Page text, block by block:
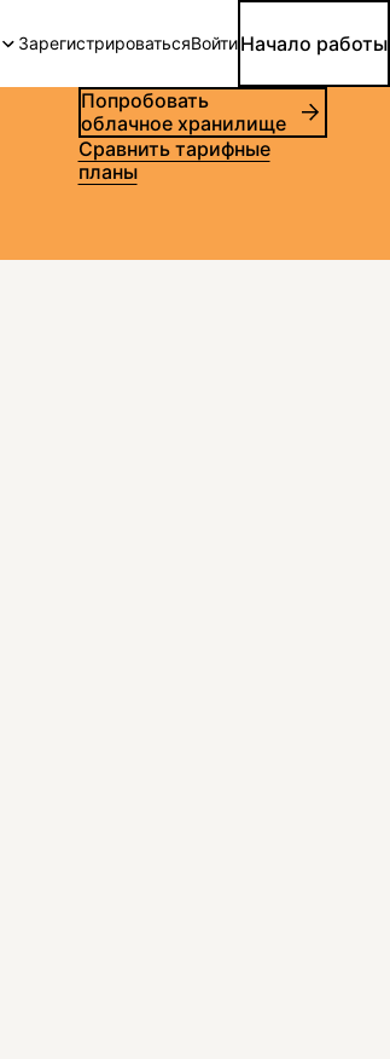
ЗарегистрироватьсяВойтиНачало работы
Попробовать
облачное хранилище
Сравнить тарифные
планы